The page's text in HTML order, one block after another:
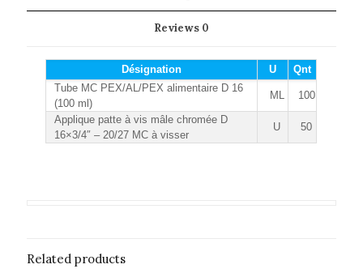
Reviews 0
Désignation U
Qnt
Tube MC PEX/AL/PEX alimentaire D 16
(100 ml)
ML
100
Applique patte à vis mâle chromée D
16×3/4″ – 20/27 MC à visser
U 50
Related products